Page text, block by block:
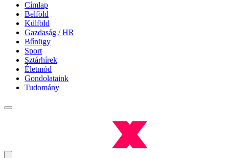
Címlap
Belföld
Külföld
Gazdaság / HR
Bűnügy
Sport
Sztárhírek
Életmód
Gondolataink
Tudomány